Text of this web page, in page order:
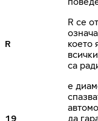
R
R се
което
са
19
е
да